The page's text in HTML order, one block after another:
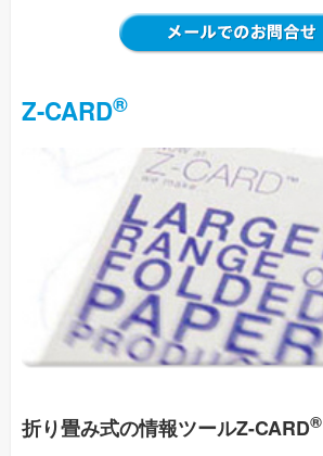
Z-CARD®
折り畳み式の情報ツールZ-CARD®